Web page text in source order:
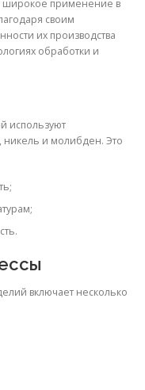
широкое применение в
своим
их производства
обработки и
используют
и молибден. Это
включает несколько